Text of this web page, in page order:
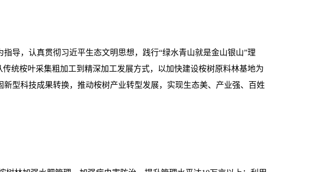
导，认真贯彻习近平生态文明思想，践行“绿水青山就是金山银山”理
统桉叶采集粗加工到精深加工发展方式，以加快建设桉树原料林基地为
型科技成果转换，推动桉树产业转型发展，实现生态美、产业强、百姓